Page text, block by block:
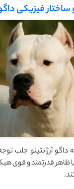
فیزیکی داگو
داگو آرژانتینو جلب
قدرتمند و قوی